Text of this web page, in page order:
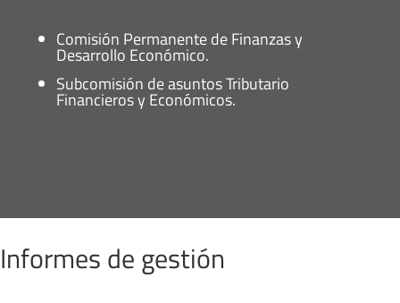
Comisión Permanente de Finanzas y
Desarrollo Económico.
Subcomisión de asuntos Tributario
Financieros y Económicos.
Informes de gestión